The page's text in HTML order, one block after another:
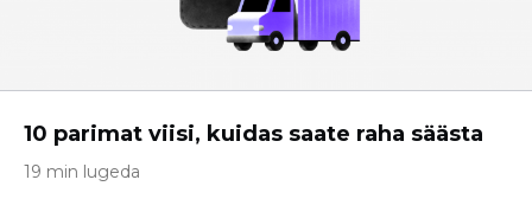
10 parimat viisi, kuidas saate raha säästa
19 min lugeda